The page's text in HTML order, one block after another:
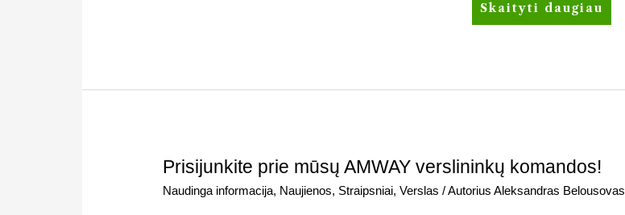
Skaityti daugiau
Prisijunkite prie mūsų AMWAY verslininkų komandos!
Naudinga informacija, Naujienos, Straipsniai,Verslas / Autorius Aleksandras Belousovas